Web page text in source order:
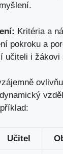
Kritéria a
pokroku a
učiteli i
Učitel